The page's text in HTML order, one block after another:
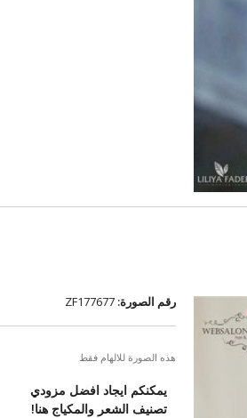
رقم الصورة:
هذه الصورة للالهام فقط
يمكنكم ايجاد افضل مزودي
تصنيف الشعر والمكياج هنا!